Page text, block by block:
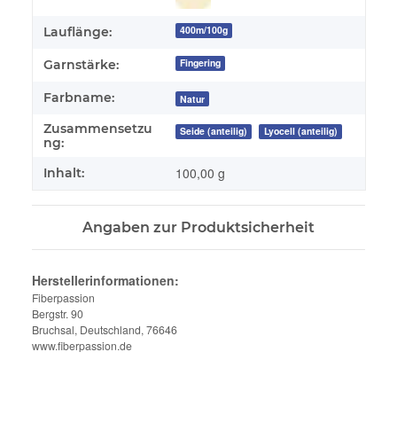
Lauflänge: 400m/100g
Garnstärke: Fingering
Farbname: Natur
Zusammensetzu
ng:
Seide (anteilig) Lyocell (anteilig)
Inhalt: 100,00 g
Angaben zur Produktsicherheit
Herstellerinformationen:
Fiberpassion
Bergstr. 90
Bruchsal, Deutschland, 76646
www.fiberpassion.de